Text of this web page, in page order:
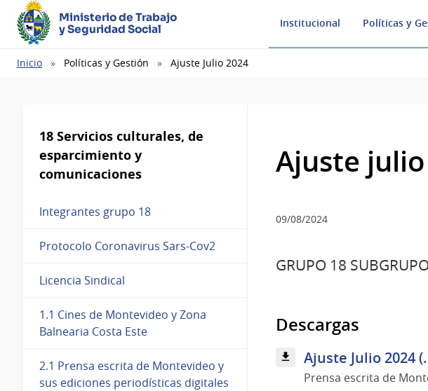
Ministerio de Trabajo
y Seguridad Social
Institucional Políticas y
Ruta
Inicio Políticas y Gestión Ajuste Julio 2024
18 Servicios culturales, de
esparcimiento y
comunicaciones
Integrantes grupo 18
Protocolo Coronavirus Sars-Cov2
Licencia Sindical
1.1 Cines de Montevideo y Zona
Balnearia Costa Este
2.1 Prensa escrita de Montevideo y
sus ediciones periodísticas digitales
Ajuste
09/08/2024
GRUPO 18
Descargas
Ajuste Julio 2024
Prensa escrita de